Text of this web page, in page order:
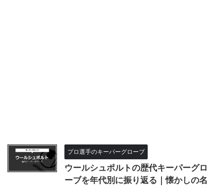
プロ選手のキーパーグローブ
ウールシュポルトの歴代キーパーグロ
ーブを年代別に振り返る｜懐かしの名